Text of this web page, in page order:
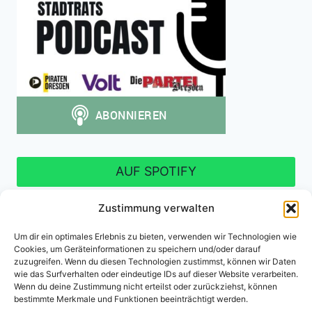
Zustimmung verwalten
Um dir ein optimales Erlebnis zu bieten, verwenden wir Technologien wie
Cookies, um Geräteinformationen zu speichern und/oder darauf
zuzugreifen. Wenn du diesen Technologien zustimmst, können wir Daten
wie das Surfverhalten oder eindeutige IDs auf dieser Website verarbeiten.
Wenn du deine Zustimmung nicht erteilst oder zurückziehst, können
bestimmte Merkmale und Funktionen beeinträchtigt werden.
AUF SPOTIFY
Impressum
Datenschutzerklärung
Cookie-Richtlinie (EU)